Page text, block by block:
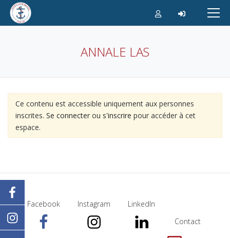
Aller
ANNALE LAS
Ce contenu est accessible uniquement aux personnes
inscrites. Se connecter ou s'inscrire pour accéder à cet
espace.
Facebook Instagram
LinkedIn
Contact